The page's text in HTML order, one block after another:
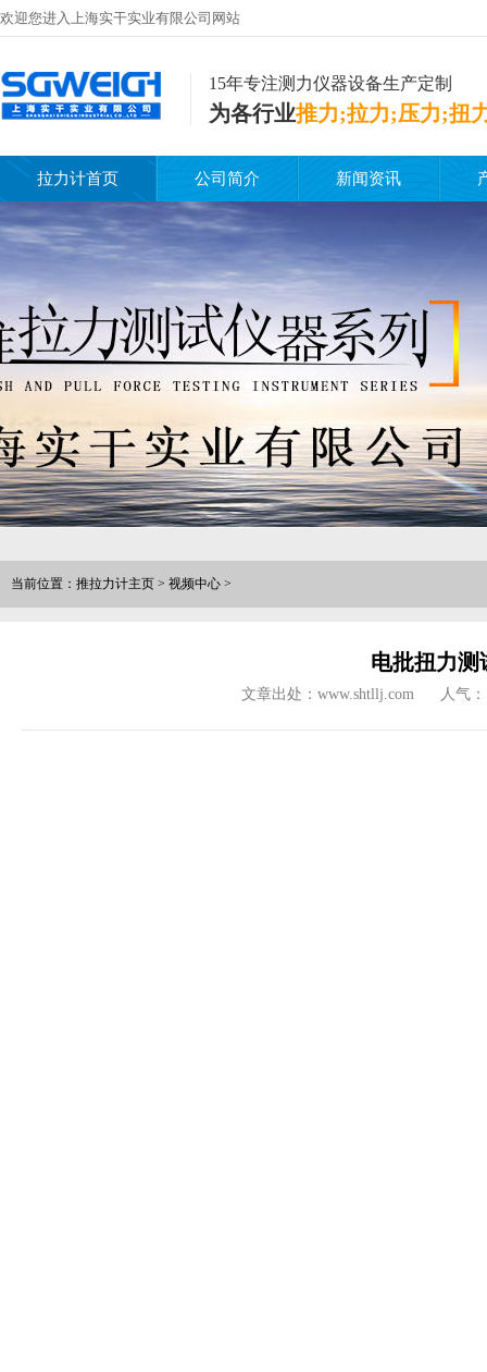
欢迎您进入上海实干实业有限公司网站
15年专注测力仪器设备生产定制
为各行业推力;拉力;压力;扭
拉力计首页 公司简介 新闻资讯
当前位置： 推拉力计主页 > 视频中心 >
电批扭力测
文章出处：www.shtllj.com 人气：